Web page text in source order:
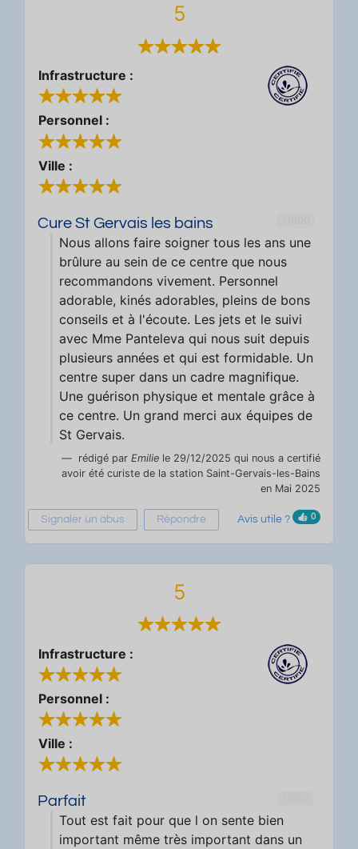
5
Infrastructure :
Personnel :
Ville :
Cure St Gervais les bains
Nous allons faire soigner tous les ans une
brûlure au sein de ce centre que nous
recommandons vivement. Personnel
adorable, kinés adorables, pleins de bons
conseils et à l'écoute. Les jets et le suivi
avec Mme Panteleva qui nous suit depuis
plusieurs années et qui est formidable. Un
centre super dans un cadre magnifique.
Une guérison physique et mentale grâce à
ce centre. Un grand merci aux équipes de
St Gervais.
rédigé par Emilie le 29/12/2025 qui nous a certifié
avoir été curiste de la station Saint-Gervais-les-Bains
en Mai 2025
Signaler un abus Répondre Avis utile ? 0
5
Infrastructure :
Personnel :
Ville :
Parfait
Tout est fait pour que l on sente bien
important même très important dans un